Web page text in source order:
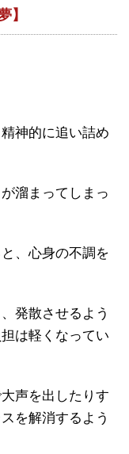
】
神的に追い詰め
溜まってしまっ
、心身の不調を
発散させるよう
は軽くなってい
声を出したりす
を解消するよう